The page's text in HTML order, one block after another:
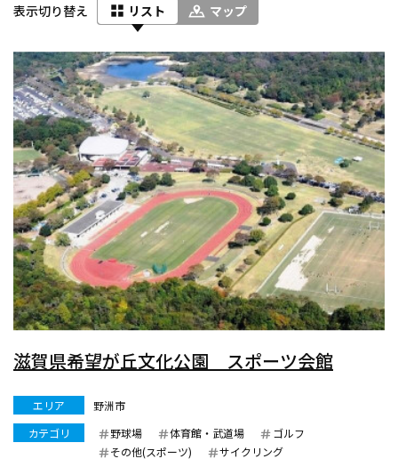
表示切り替え リスト マップ
滋賀県希望が丘文化公園 スポーツ会館
エリア
野洲市
カテゴリ
野球場 体育館・武道場
ゴルフ
その他(スポーツ)
サイクリング